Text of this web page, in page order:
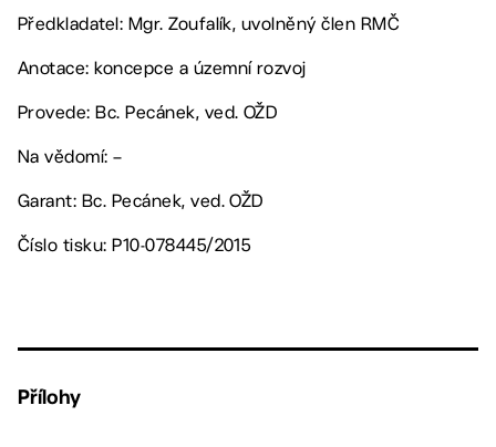
Předkladatel: Mgr. Zoufalík, uvolněný člen RMČ
Anotace: koncepce a územní rozvoj
Provede: Bc. Pecánek, ved. OŽD
Na vědomí: –
Garant: Bc. Pecánek, ved. OŽD
Číslo tisku: P10-078445/2015
Přílohy